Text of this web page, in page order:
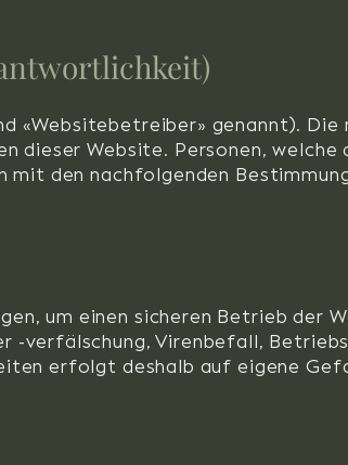
«Websitebetreiber» genannt). Die
dieser Website. Personen, welche
den nachfolgenden
um einen sicheren Betrieb der
-verfälschung, Virenbefall,
erfolgt deshalb auf eigene